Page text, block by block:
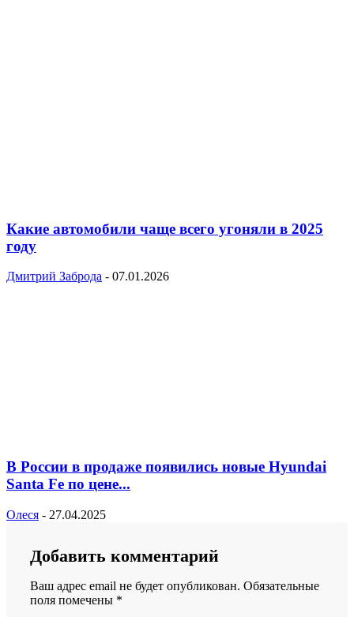
Какие автомобили чаще всего угоняли в 2025
году
Дмитрий Заброда - 07.01.2026
В России в продаже появились новые Hyundai
Santa Fe по цене...
Олеся - 27.04.2025
Добавить комментарий
Ваш адрес email не будет опубликован. Обязательные
поля помечены *